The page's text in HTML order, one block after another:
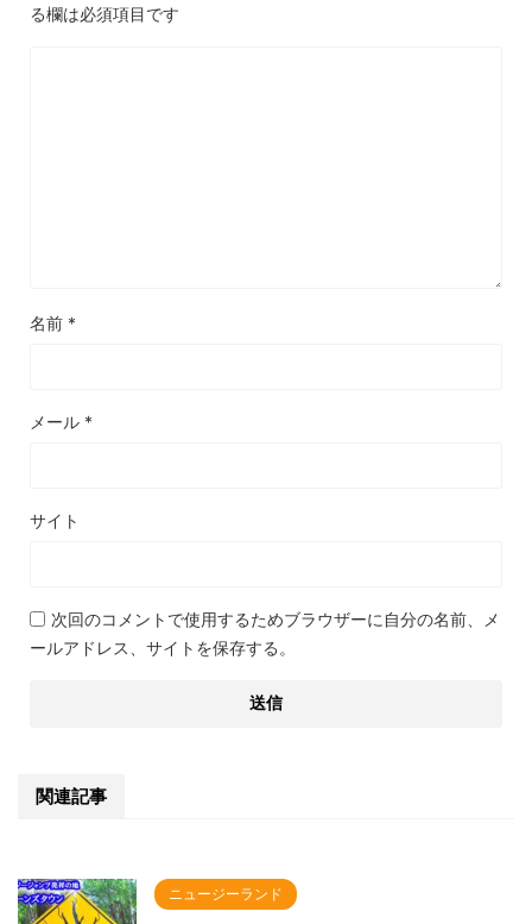
る欄は必須項目です
名前 *
メール *
サイト
次回のコメントで使用するためブラウザーに自分の名前、メ
ールアドレス、サイトを保存する。
関連記事
ニュージーランド